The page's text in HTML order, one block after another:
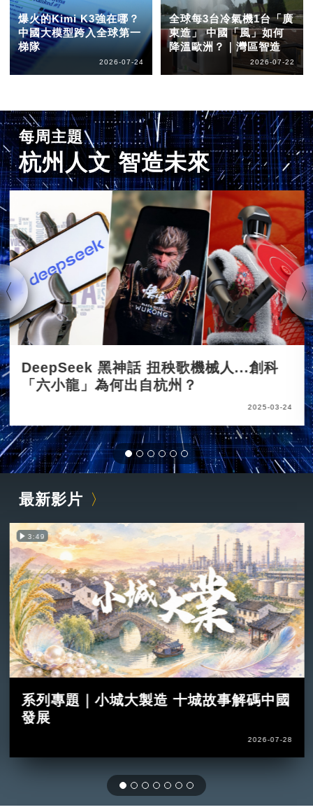
爆火的Kimi K3強在哪？
中國大模型跨入全球第一
梯隊
2026-07-24
全球每3台冷氣機1台「廣
東造」 中國「風」如何
降溫歐洲？｜灣區智造
2026-07-22
每周主題
杭州人文 智造未來
DeepSeek 黑神話 扭秧歌機械人...創科
「六小龍」為何出自杭州？
2025-03-24
最新影片
3:49
系列專題｜小城大製造 十城故事解碼中國
發展
2026-07-28